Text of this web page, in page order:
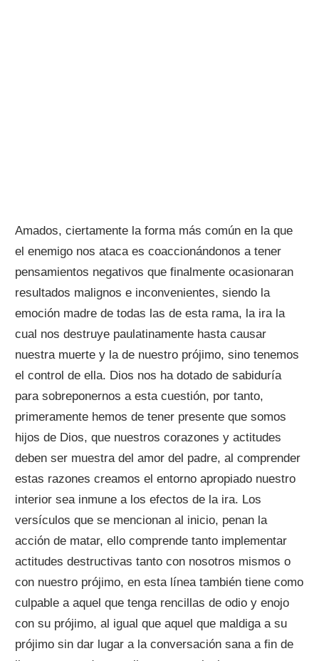
Amados, ciertamente la forma más común en la que
el enemigo nos ataca es coaccionándonos a tener
pensamientos negativos que finalmente ocasionaran
resultados malignos e inconvenientes, siendo la
emoción madre de todas las de esta rama, la ira la
cual nos destruye paulatinamente hasta causar
nuestra muerte y la de nuestro prójimo, sino tenemos
el control de ella. Dios nos ha dotado de sabiduría
para sobreponernos a esta cuestión, por tanto,
primeramente hemos de tener presente que somos
hijos de Dios, que nuestros corazones y actitudes
deben ser muestra del amor del padre, al comprender
estas razones creamos el entorno apropiado nuestro
interior sea inmune a los efectos de la ira. Los
versículos que se mencionan al inicio, penan la
acción de matar, ello comprende tanto implementar
actitudes destructivas tanto con nosotros mismos o
con nuestro prójimo, en esta línea también tiene como
culpable a aquel que tenga rencillas de odio y enojo
con su prójimo, al igual que aquel que maldiga a su
prójimo sin dar lugar a la conversación sana a fin de